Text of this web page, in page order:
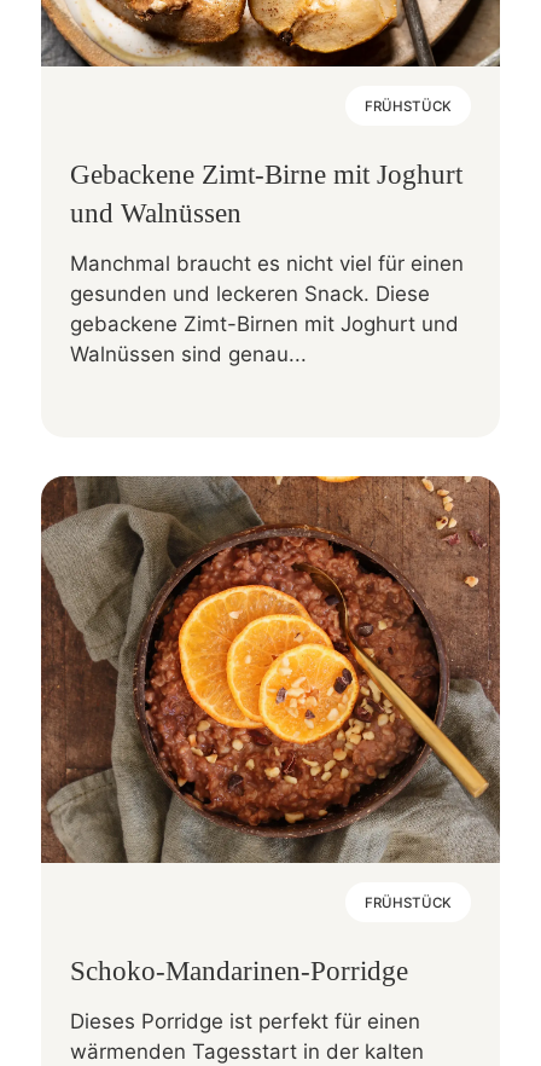
FRÜHSTÜCK
Gebackene Zimt-Birne mit Joghurt
und Walnüssen
Manchmal braucht es nicht viel für einen
gesunden und leckeren Snack. Diese
gebackene Zimt-Birnen mit Joghurt und
Walnüssen sind genau...
FRÜHSTÜCK
Schoko-Mandarinen-Porridge
Dieses Porridge ist perfekt für einen
wärmenden Tagesstart in der kalten